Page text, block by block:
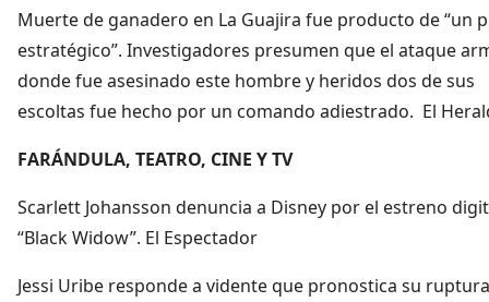
Muerte de ganadero en La Guajira fue producto de “un
estratégico”. Investigadores presumen que el ataque
donde fue asesinado este hombre y heridos dos de sus
escoltas fue hecho por un comando adiestrado. El
FARÁNDULA, TEATRO, CINE Y TV
Scarlett Johansson denuncia a Disney por el estreno
“Black Widow”. El Espectador
Jessi Uribe responde a vidente que pronostica su